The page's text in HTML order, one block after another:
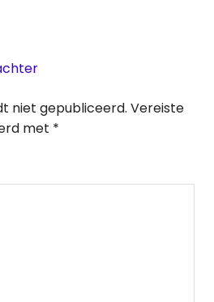
niet gepubliceerd. Vereiste
met *